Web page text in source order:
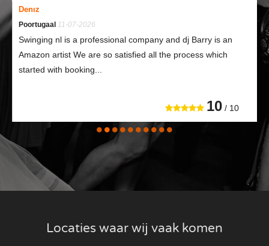
Denız
Poortugaal 11-07-2026
Swinging nl is a professional company and dj Barry is an
Amazon artist We are so satisfied all the process which
started with booking...
10 / 10
Locaties waar wij vaak komen